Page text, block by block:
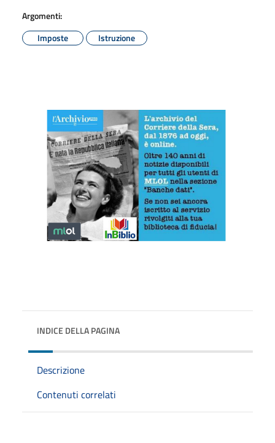
Argomenti:
Imposte
Istruzione
INDICE DELLA PAGINA
Descrizione
Contenuti correlati